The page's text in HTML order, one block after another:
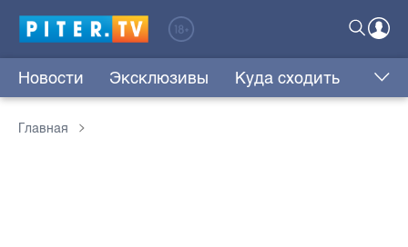
Новости Эксклюзивы Куда сходить
Главная